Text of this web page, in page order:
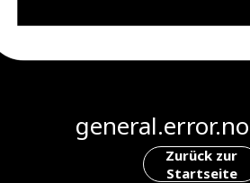
Zurück zur
Startseite